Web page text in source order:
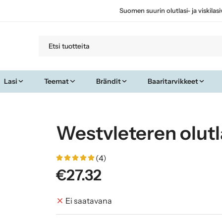
Suomen suurin olutlasi- ja
Lasi Teemat Brändit Baaritarvikkeet
Westvleteren
(4)
€27.32
Ei saatavana